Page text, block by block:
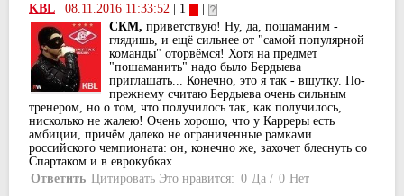
KBL 08.11.2016 11:33:52 | 1
СКМ, приветствую! Ну, да, пошаманим -
глядишь, и ещё сильнее от "самой популярной
команды" оторвёмся! Хотя на предмет
"пошаманить" надо было Бердыева
приглашать... Конечно, это я так - вшутку. По-
прежнему считаю Бердыева очень сильным
тренером, но о том, что получилось так, как получилось,
нисколько не жалею! Очень хорошо, что у Карреры есть
амбиции, причём далеко не ограниченные рамками
российского чемпионата: он, конечно же, захочет блеснуть со
Спартаком и в еврокубках.
Ответить Цитировать Это нравится: 0 Да / 0 Нет